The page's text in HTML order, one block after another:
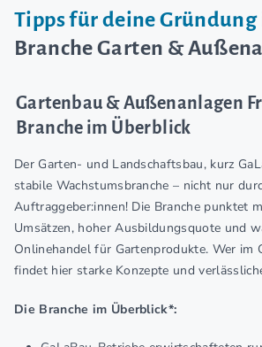
Tipps für deine Gründung
Branche Garten &
Gartenbau & Außenanlagen
Branche im Überblick
Der Garten- und Landschaftsbau, kurz
stabile Wachstumsbranche – nicht nur
Auftraggeber:innen! Die Branche punktet
Umsätzen, hoher Ausbildungsquote und
Onlinehandel für Gartenprodukte. Wer im
findet hier starke Konzepte und
Die Branche im Überblick*: